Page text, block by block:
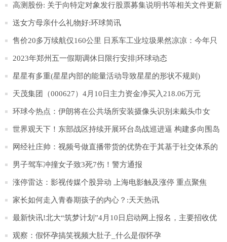
搞怪，那沫子呢？
高测股份: 关于向特定对象发行股票募集说明书等相关文件更新
财务数据的提示性公告
送女方母亲什么礼物好:环球简讯
售价20多万续航仅160公里 日系车工业垃圾果然凉凉：今年只
卖出15辆|今日聚焦
2023年郑州五一假期调休日限行安排|环球动态
星星有多重(星星内部的能量活动导致星星的形状不规则)
天茂集团（000627）4月10日主力资金净买入218.06万元
环球今热点：伊朗将在公共场所安装摄像头识别未戴头巾女
性，违者将予警告
世界观天下！东部战区持续开展环台岛战巡进逼 构建多向围岛
锁台态势
网经社庄帅：视频号做直播带货的优势在于其基于社交体系的
完整私域生态_天天视点
男子驾车冲撞女子致3死7伤！警方通报
涨停雷达：影视传媒个股异动 上海电影触及涨停 重点聚焦
家长如何走入青春期孩子的内心？:天天热讯
最新快讯!北大“筑梦计划”4月10日启动网上报名，主要招收优
秀农村学生
观察：假怀孕搞笑视频大肚子_什么是假怀孕